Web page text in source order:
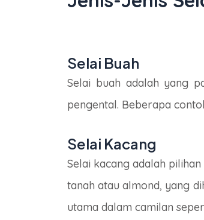
Selai Buah
Selai buah adalah yang
pengental. Beberapa
Selai Kacang
Selai kacang adalah
tanah atau almond, yang
utama dalam camilan